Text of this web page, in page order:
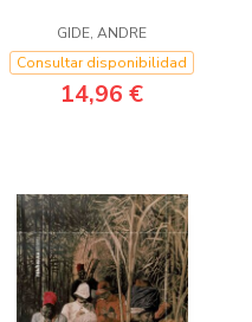
GIDE, ANDRE
Consultar disponibilidad
14,96 €